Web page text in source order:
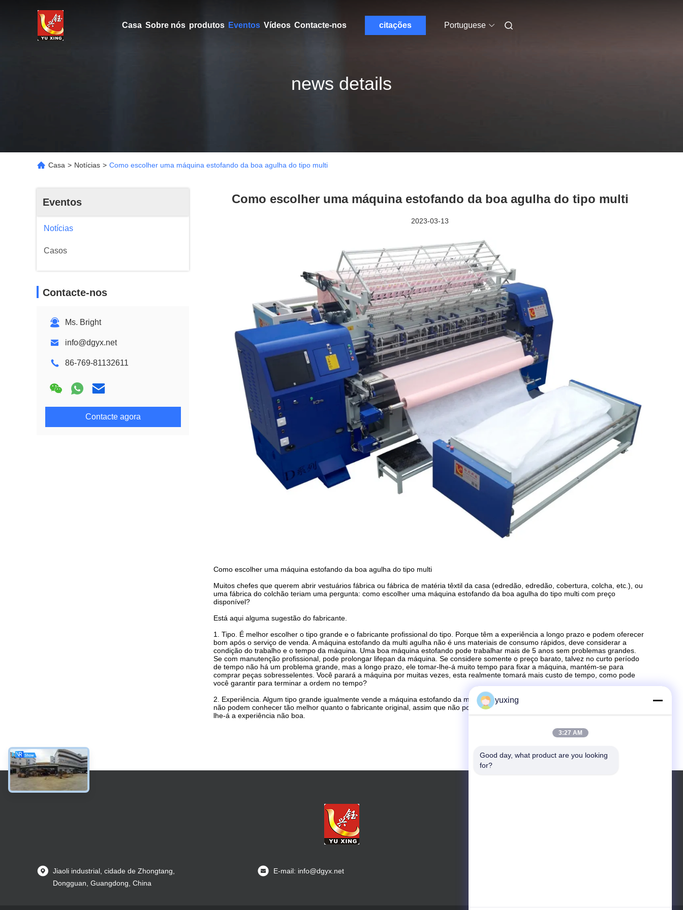
Casa Sobre nós produtos Eventos Vídeos Contacte-nos citações Portuguese
news details
Casa > Notícias > Como escolher uma máquina estofando da boa agulha do tipo multi
Eventos
Notícias
Casos
Contacte-nos
Ms. Bright
info@dgyx.net
86-769-81132611
Contacte agora
Como escolher uma máquina estofando da boa agulha do tipo multi
2023-03-13
Como escolher uma máquina estofando da boa agulha do tipo multi
Muitos chefes que querem abrir vestuários fábrica ou fábrica de matéria têxtil da casa (edredão, edredão, cobertura, colcha, etc.), ou
uma fábrica do colchão teriam uma pergunta: como escolher uma máquina estofando da boa agulha do tipo multi com preço
disponível?
Está aqui alguma sugestão do fabricante.
1. Tipo. É melhor escolher o tipo grande e o fabricante profissional do tipo. Porque têm a experiência a longo prazo e podem oferecer
bom após o serviço de venda. A máquina estofando da multi agulha não é uns materiais de consumo rápidos, deve considerar a
condição do trabalho e o tempo da máquina. Uma boa máquina estofando pode trabalhar mais de 5 anos sem problemas grandes.
Se com manutenção profissional, pode prolongar lifepan da máquina. Se considere somente o preço barato, talvez no curto período
de tempo não há um problema grande, mas a longo prazo, ele tomar-lhe-á muito tempo para fixar a máquina, mantém-se para
comprar peças sobresselentes. Você parará a máquina por muitas vezes, esta realmente tomará mais custo de tempo, como pode
você garantir para terminar a ordem no tempo?
2. Experiência. Algum tipo grande igualmente vende a máquina estofando da multi agulha, mas podem ser não o fabricante original,
não podem conhecer tão melhor quanto o fabricante original, assim que não podem dar bom após o serviço de venda. Isto causar-
lhe-á a experiência não boa.
Jiaoli industrial, cidade de Zhongtang,
Dongguan, Guangdong, China
E-mail: info@dgyx.net
yuxing
3:27 AM
Good day, what product are you looking
for?